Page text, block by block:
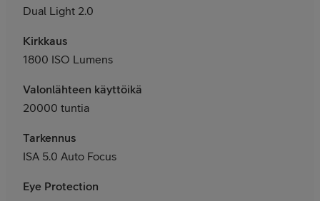
Dual Light 2.0
Kirkkaus
1800 ISO Lumens
Valonlähteen käyttöikä
20000 tuntia
Tarkennus
ISA 5.0 Auto Focus
Eye Protection